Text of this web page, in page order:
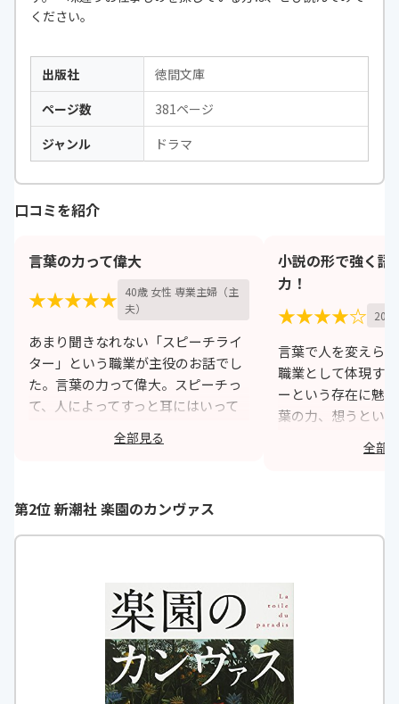
ください。
出版社
徳間文庫
ページ数
381ページ
ジャンル
ドラマ
口コミを紹介
言葉の力って偉大
★★★★★ 40歳 女性 専業主婦（主
夫）
あまり聞きなれない「スピーチライ
ター」という職業が主役のお話でし
た。言葉の力って偉大。スピーチっ
て、人によってすっと耳にはいって
が、どうせするなら前者がいいに決
のスピーチライターになっていく一
人の女性のお話です。たくさんのス
https://monita.online
全部見る
小説の形で強く語
力！
★★★★☆ 20
言葉で人を変えら
職業として体現す
ーという存在に魅
葉の力、想うとい
付くことができま
全部
第2位 新潮社 楽園のカンヴァス